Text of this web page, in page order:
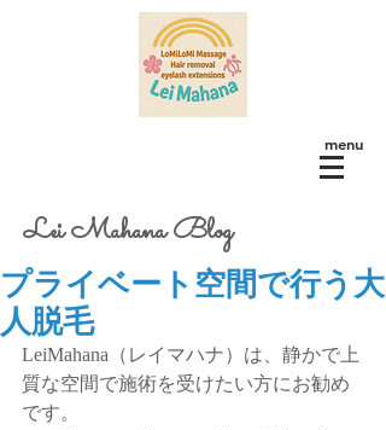
menu
Lei Mahana Blog
プライベート空間で行う大
人脱毛
LeiMahana（レイマハナ）は、静かで上
質な空間で施術を受けたい方にお勧め
です。